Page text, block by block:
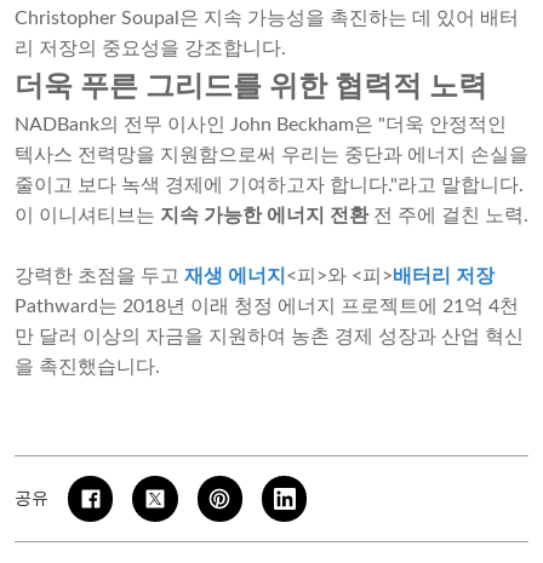
Christopher Soupal은 지속 가능성을 촉진하는 데 있어 배터
리 저장의 중요성을 강조합니다.
더욱 푸른 그리드를 위한 협력적 노력
NADBank의 전무 이사인 John Beckham은 "더욱 안정적인
텍사스 전력망을 지원함으로써 우리는 중단과 에너지 손실을
줄이고 보다 녹색 경제에 기여하고자 합니다."라고 말합니다.
이 이니셔티브는 지속 가능한 에너지 전환전 주에 걸친 노력.
강력한 초점을 두고 재생 에너지 <피>와 <피>배터리 저장
Pathward는 2018년 이래 청정 에너지 프로젝트에 21억 4천
만 달러 이상의 자금을 지원하여 농촌 경제 성장과 산업 혁신
을 촉진했습니다.
공유